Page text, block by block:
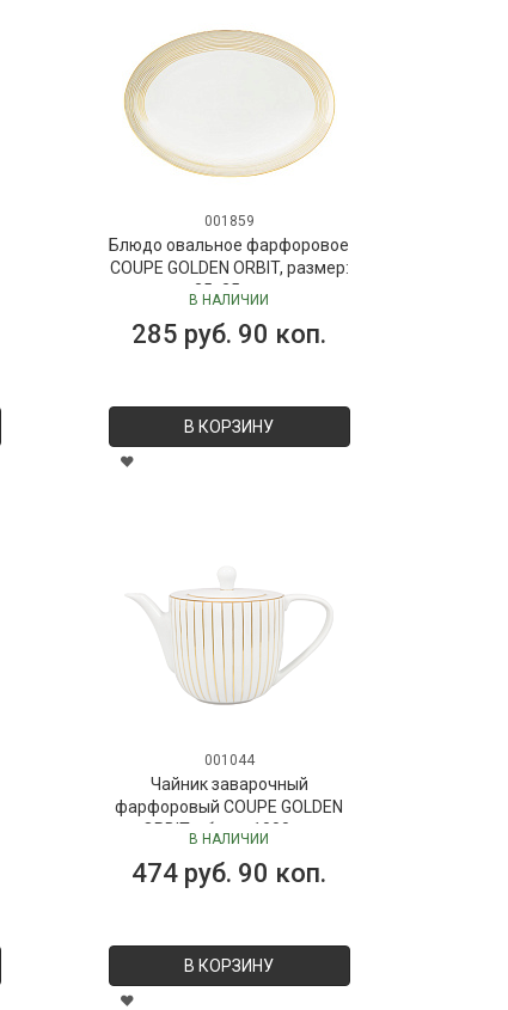
001859
Блюдо овальное фарфоровое
COUPE GOLDEN ORBIT, размер:
35х25 см
В НАЛИЧИИ
285 руб. 90 коп.
В КОРЗИНУ
001044
Чайник заварочный
фарфоровый COUPE GOLDEN
ORBIT, объем 1000 мл
В НАЛИЧИИ
474 руб. 90 коп.
В КОРЗИНУ